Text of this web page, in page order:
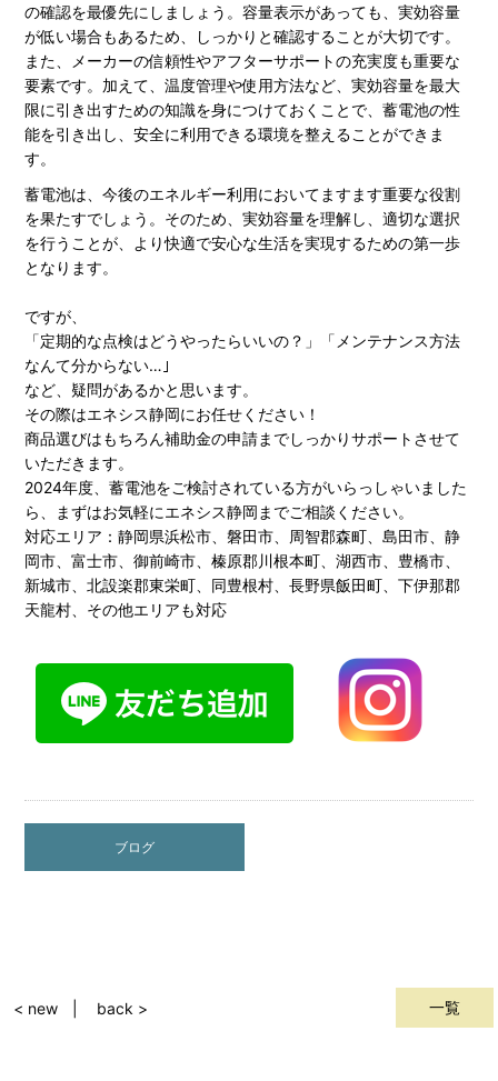
の確認を最優先にしましょう。容量表示があっても、実効容量
が低い場合もあるため、しっかりと確認することが大切です。
また、メーカーの信頼性やアフターサポートの充実度も重要な
要素です。加えて、温度管理や使用方法など、実効容量を最大
限に引き出すための知識を身につけておくことで、蓄電池の性
能を引き出し、安全に利用できる環境を整えることができま
す。
蓄電池は、今後のエネルギー利用においてますます重要な役割
を果たすでしょう。そのため、実効容量を理解し、適切な選択
を行うことが、より快適で安心な生活を実現するための第一歩
となります。
ですが、
「定期的な点検はどうやったらいいの？」「メンテナンス方法
なんて分からない…｣
など、疑問があるかと思います。
その際はエネシス静岡にお任せください！
商品選びはもちろん補助金の申請までしっかりサポートさせて
いただきます。
2024年度、蓄電池をご検討されている方がいらっしゃいました
ら、まずはお気軽にエネシス静岡までご相談ください。
対応エリア：静岡県浜松市、磐田市、周智郡森町、島田市、静
岡市、富士市、御前崎市、榛原郡川根本町、湖西市、豊橋市、
新城市、北設楽郡東栄町、同豊根村、長野県飯田町、下伊那郡
天龍村、その他エリアも対応
ブログ
一覧
< new back >